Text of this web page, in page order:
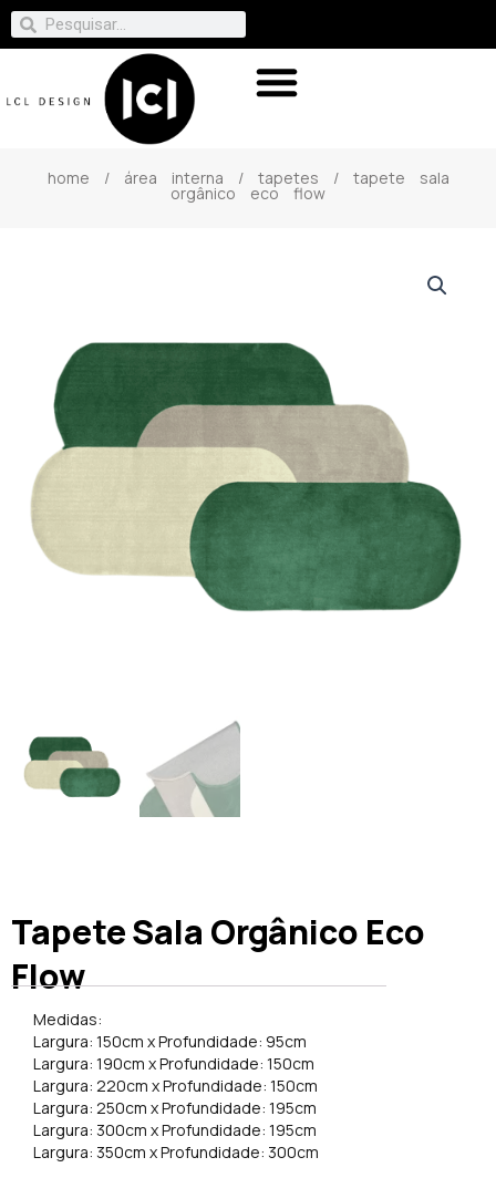
home / área interna / tapetes / tapete sala
orgânico eco flow
Tapete Sala Orgânico Eco
Flow
Medidas:
Largura: 150cm x Profundidade: 95cm
Largura: 190cm x Profundidade: 150cm
Largura: 220cm x Profundidade: 150cm
Largura: 250cm x Profundidade: 195cm
Largura: 300cm x Profundidade: 195cm
Largura: 350cm x Profundidade: 300cm